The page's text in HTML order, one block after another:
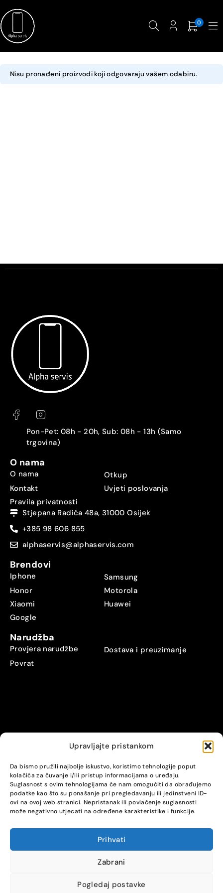
Upravljajte pristankom
Da bismo pružili najbolje iskustvo, koristimo tehnologije poput
kolačića za čuvanje i/ili pristup informacijama o uređaju.
Suglasnost s ovim tehnologijama će nam omogućiti da obrađujemo
podatke kao što su ponašanje pri pregledavanju ili jedinstveni ID-
ovi na ovoj web stranici. Nepristanak ili povlačenje suglasnosti
može negativno utjecati na određene karakteristike i funkcije.
Prihvati
Zabrani
Pogledaj postavke
0
Nisu pronađeni proizvodi koji odgovaraju vašem odabiru.
Pon-Pet: 08h - 20h, Sub: 08h - 13h (Samo
trgovina)
O nama
O nama
Otkup
Kontakt
Uvjeti poslovanja
Pravila privatnosti
Stjepana Radića 48a, 31000 Osijek
+385 98 606 855
alphaservis@alphaservis.com
Brendovi
Iphone
Samsung
Honor
Motorola
Xiaomi
Huawei
Google
Narudžba
Provjera narudžbe
Dostava i preuzimanje
Povrat
© Alpha servis. All Rights Reserved.
COMPARE (0)